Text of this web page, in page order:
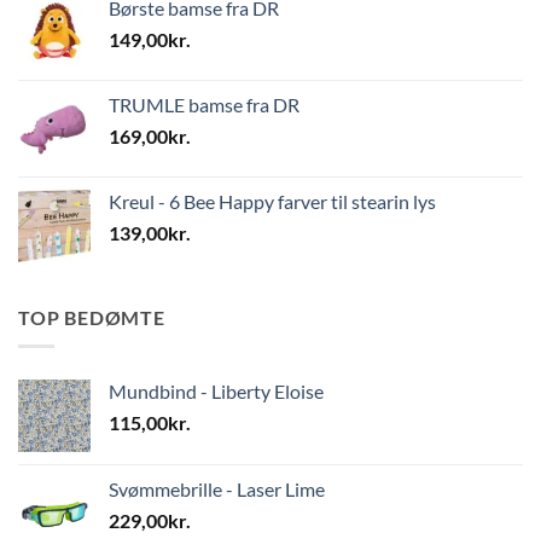
Børste bamse fra DR
149,00kr.
TRUMLE bamse fra DR
169,00kr.
Kreul - 6 Bee Happy farver til stearin lys
139,00kr.
TOP BEDØMTE
Mundbind - Liberty Eloise
115,00kr.
Svømmebrille - Laser Lime
229,00kr.